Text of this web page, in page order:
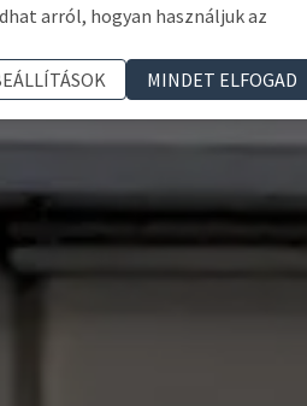
arról, hogyan használjuk az
MINDET ELFOGAD